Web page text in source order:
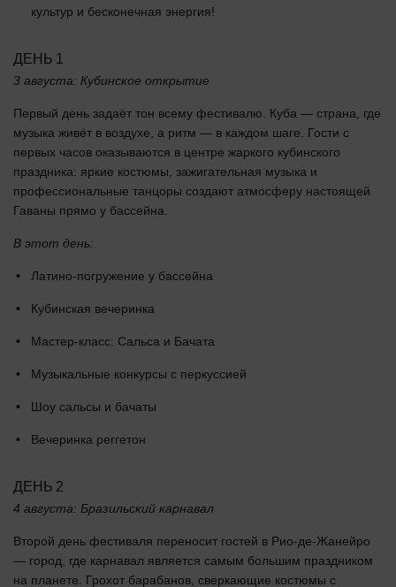
культур и бесконечная энергия!
ДЕНЬ 1
3 августа: Кубинское открытие
Первый день задаёт тон всему фестивалю. Куба — страна, где
музыка живёт в воздухе, а ритм — в каждом шаге. Гости с
первых часов оказываются в центре жаркого кубинского
праздника: яркие костюмы, зажигательная музыка и
профессиональные танцоры создают атмосферу настоящей
Гаваны прямо у бассейна.
В этот день:
Латино-погружение у бассейна
Кубинская вечеринка
Мастер-класс: Сальса и Бачата
Музыкальные конкурсы с перкуссией
Шоу сальсы и бачаты
Вечеринка реггетон
ДЕНЬ 2
4 августа: Бразильский карнавал
Второй день фестиваля переносит гостей в Рио-де-Жанейро
— город, где карнавал является самым большим праздником
на планете. Грохот барабанов, сверкающие костюмы с